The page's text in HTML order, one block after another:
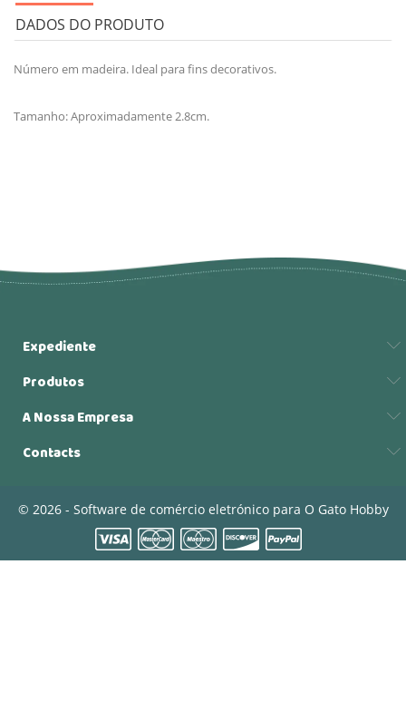
DADOS DO PRODUTO
Número em madeira. Ideal para fins decorativos.
Tamanho: Aproximadamente 2.8cm.
Expediente
Produtos
A Nossa Empresa
Contacts
© 2026 - Software de comércio eletrónico para O Gato Hobby